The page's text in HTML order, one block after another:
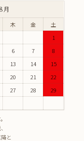
月
木 金
土
1
6 7
8
13 14
15
20 21
22
27 28
29
と